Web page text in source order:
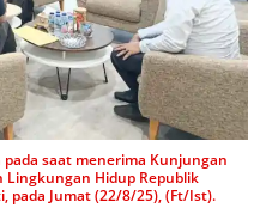
saat menerima Kunjungan
Lingkungan Hidup Republik
pada Jumat (22/8/25), (Ft/Ist).